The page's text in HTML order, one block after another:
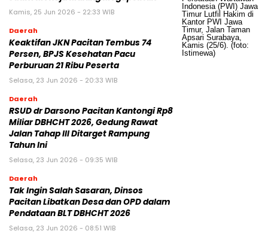
Kamis, 25 Jun 2026 - 22:33 WIB
Daerah
Keaktifan JKN Pacitan Tembus 74
Persen, BPJS Kesehatan Pacu
Perburuan 21 Ribu Peserta
Selasa, 23 Jun 2026 - 20:33 WIB
Daerah
RSUD dr Darsono Pacitan Kantongi Rp8
Miliar DBHCHT 2026, Gedung Rawat
Jalan Tahap III Ditarget Rampung
Tahun Ini
Selasa, 23 Jun 2026 - 09:35 WIB
Daerah
Tak Ingin Salah Sasaran, Dinsos
Pacitan Libatkan Desa dan OPD dalam
Pendataan BLT DBHCHT 2026
Selasa, 23 Jun 2026 - 08:51 WIB